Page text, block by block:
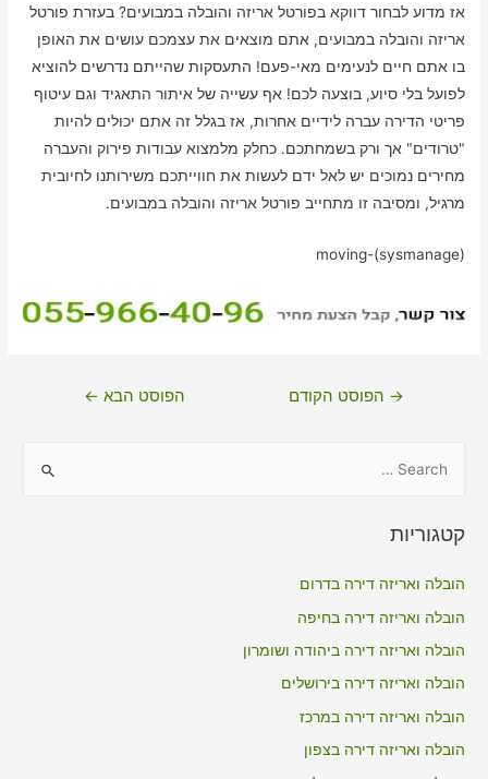
אז מדוע לבחור דווקא בפורטל אריזה והובלה במבועים? בעזרת פורטל
אריזה והובלה במבועים, אתם מוצאים את עצמכם עושים את האופן
בו אתם חיים לנעימים מאי-פעם! התעסקות שהייתם נדרשים להוציא
לפועל בלי סיוע, בוצעה לכם! אף עשייה של איתור התאגיד וגם עיטוף
פריטי הדירה עברה לידיים אחרות, אז בגלל זה אתם יכולים להיות
"טרודים" אך ורק בשמחתכם. כחלק מלמצוא עבודות פירוק והעברה
מחירים נמוכים יש לאל ידם לעשות את חווייתכם משירותנו לחיובית
מרגיל, ומסיבה זו מתחייב פורטל אריזה והובלה במבועים.
moving-(sysmanage)
ניווט→ הפוסט הקודם הפוסט הבא ←
r
o
r
:
קטגוריות
הובלה ואריזה דירה בדרום
הובלה ואריזה דירה בחיפה
הובלה ואריזה דירה ביהודה ושומרון
הובלה ואריזה דירה בירושלים
הובלה ואריזה דירה במרכז
הובלה ואריזה דירה בצפון